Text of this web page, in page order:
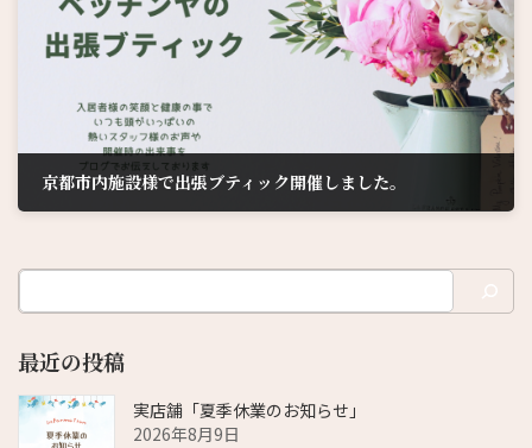
京都市内施設様で出張ブティック開催しました。
最近の投稿
実店舗「夏季休業のお知らせ」
2026年8月9日